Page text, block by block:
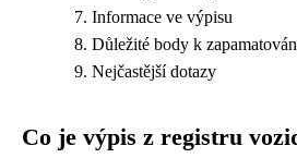
Informace ve výpisu
Důležité body k
Nejčastější dotazy
Co je výpis z registru